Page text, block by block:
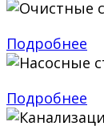
Подробнее
Подробнее